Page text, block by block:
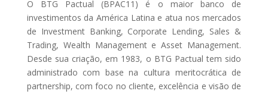
O BTG Pactual (BPAC11) é o maior banco de
investimentos da América Latina e atua nos mercados
de Investment Banking, Corporate Lending, Sales &
Trading, Wealth Management e Asset Management.
Desde sua criação, em 1983, o BTG Pactual tem sido
administrado com base na cultura meritocrática de
partnership, com foco no cliente, excelência e visão de